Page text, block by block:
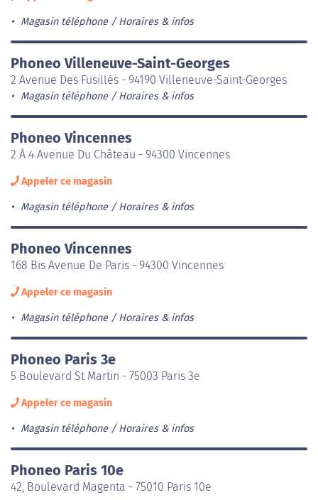
Magasin téléphone Horaires & infos
Phoneo Villeneuve-Saint-Georges
2 Avenue Des Fusillés - 94190 Villeneuve-Saint-Georges
Magasin téléphone Horaires & infos
Phoneo Vincennes
2 À 4 Avenue Du Château - 94300 Vincennes
Appeler ce magasin
Magasin téléphone Horaires & infos
Phoneo Vincennes
168 Bis Avenue De Paris - 94300 Vincennes
Appeler ce magasin
Magasin téléphone Horaires & infos
Phoneo Paris 3e
5 Boulevard St Martin - 75003 Paris 3e
Appeler ce magasin
Magasin téléphone Horaires & infos
Phoneo Paris 10e
42, Boulevard Magenta - 75010 Paris 10e